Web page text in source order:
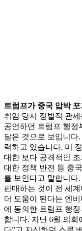
트럼프가 중국 압박
취임 당시 징벌적 관
공언하던 트럼프 행정
달은 것으로 보입니다
력하고 있습니다. 미
대한 보다 공격적인
대한 정책 반전 등 중
를 보인다고 말합니다
판매하는 것이 전 세
더 도움이 된다는 엔
에 동의한 트럼프 행
합니다. 지난 6월 의회